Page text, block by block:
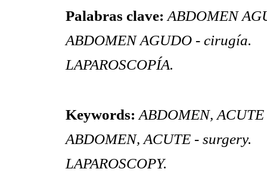
Palabras clave: ABDOMEN
ABDOMEN AGUDO - cirugía.
LAPAROSCOPÍA.
Keywords: ABDOMEN,
ABDOMEN, ACUTE - surgery.
LAPAROSCOPY.